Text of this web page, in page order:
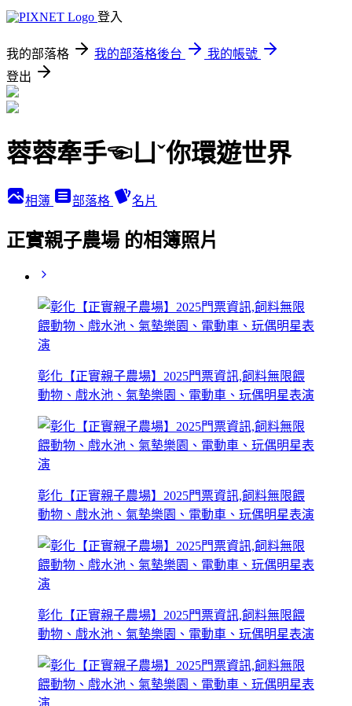
登入
我的部落格 我的部落格後台
我的帳號
登出
蓉蓉牽手☜ㄩˇ你環遊世界
相簿 部落格 名片
正實親子農場 的相簿照片
彰化【正實親子農場】2025門票資訊,飼料無限餵
動物、戲水池、氣墊樂園、電動車、玩偶明星表演
彰化【正實親子農場】2025門票資訊,飼料無限餵
動物、戲水池、氣墊樂園、電動車、玩偶明星表演
彰化【正實親子農場】2025門票資訊,飼料無限餵
動物、戲水池、氣墊樂園、電動車、玩偶明星表演